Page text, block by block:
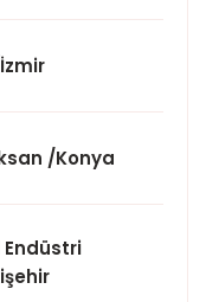
/Konya
Endüstri